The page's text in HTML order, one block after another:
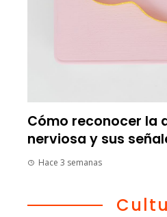
Cómo reconocer la
nerviosa y sus
Hace 3 semanas